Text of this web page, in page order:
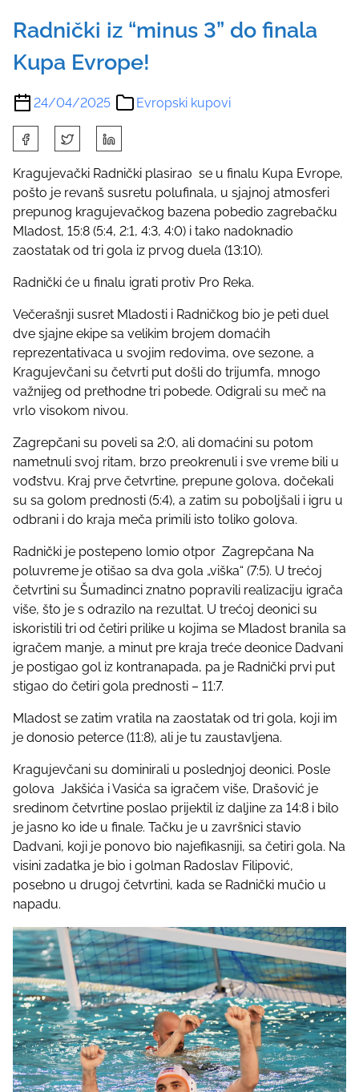
Radnički iz “minus 3” do finala
Kupa Evrope!
24/04/2025 Evropski kupovi
h
a
r
e
t
h
s
p
o
t
Kragujevački Radnički plasirao se u finalu Kupa Evrope,
pošto je revanš susretu polufinala, u sjajnoj atmosferi
prepunog kragujevačkog bazena pobedio zagrebačku
Mladost, 15:8 (5:4, 2:1, 4:3, 4:0) i tako nadoknadio
zaostatak od tri gola iz prvog duela (13:10).
Radnički će u finalu igrati protiv Pro Reka.
Večerašnji susret Mladosti i Radničkog bio je peti duel
dve sjajne ekipe sa velikim brojem domaćih
reprezentativaca u svojim redovima, ove sezone, a
Kragujevčani su četvrti put došli do trijumfa, mnogo
važnijeg od prethodne tri pobede. Odigrali su meč na
vrlo visokom nivou.
Zagrepčani su poveli sa 2:0, ali domaćini su potom
nametnuli svoj ritam, brzo preokrenuli i sve vreme bili u
vođstvu. Kraj prve četvrtine, prepune golova, dočekali
su sa golom prednosti (5:4), a zatim su poboljšali i igru u
odbrani i do kraja meča primili isto toliko golova.
Radnički je postepeno lomio otpor Zagrepčana Na
poluvreme je otišao sa dva gola „viška“ (7:5). U trećoj
četvrtini su Šumadinci znatno popravili realizaciju igrača
više, što je s odrazilo na rezultat. U trećoj deonici su
iskoristili tri od četiri prilike u kojima se Mladost branila sa
igračem manje, a minut pre kraja treće deonice Dadvani
je postigao gol iz kontranapada, pa je Radnički prvi put
stigao do četiri gola prednosti – 11:7.
Mladost se zatim vratila na zaostatak od tri gola, koji im
je donosio peterce (11:8), ali je tu zaustavljena.
Kragujevčani su dominirali u poslednjoj deonici. Posle
golova Jakšića i Vasića sa igračem više, Drašović je
sredinom četvrtine poslao prijektil iz daljine za 14:8 i bilo
je jasno ko ide u finale. Tačku je u završnici stavio
Dadvani, koji je ponovo bio najefikasniji, sa četiri gola. Na
visini zadatka je bio i golman Radoslav Filipović,
posebno u drugoj četvrtini, kada se Radnički mučio u
napadu.